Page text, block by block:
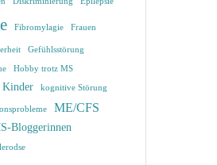
Fibromylagie Frauen
Gefühlsstörung
Hobby trotz MS
Kinder kognitive Störung
ME/CFS
Bloggerinnen